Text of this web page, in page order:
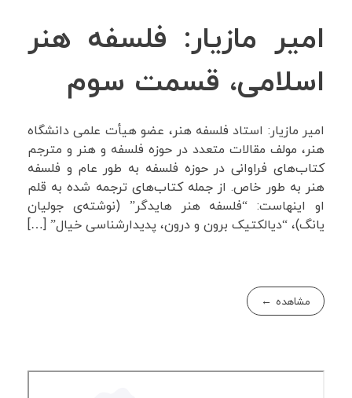
امیر مازیار: فلسفه هنر
اسلامی، قسمت سوم
امیر مازیار: استاد فلسفه هنر، عضو هیأت علمی دانشگاه
هنر، مولف مقالات متعدد در حوزه فلسفه و هنر و مترجم
کتاب‌های فراوانی در حوزه فلسفه‌ به طور عام و فلسفه
هنر به طور خاص. از جمله کتاب‌های ترجمه شده به قلم
او اینهاست: “فلسفه هنر هایدگر” (نوشته‌ی جولیان
یانگ)، “دیالکتیک برون و درون، پدیدارشناسی خیال” […]
مشاهده